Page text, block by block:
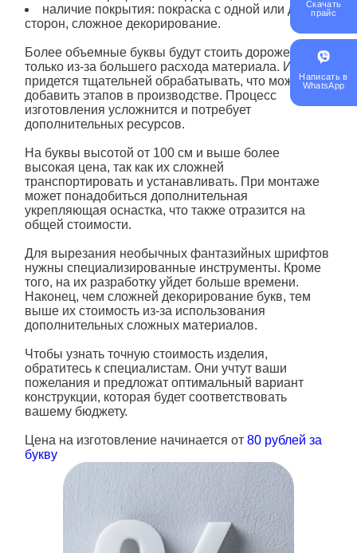
наличие покрытия: покраска с одной или двух
сторон, сложное декорирование.
Более объемные буквы будут стоить дороже не
только из-за большего расхода материала. Их
придется тщательней обрабатывать, что может
добавить этапов в производстве. Процесс
изготовления усложнится и потребует
дополнительных ресурсов.
На буквы высотой от 100 см и выше более
высокая цена, так как их сложней
транспортировать и устанавливать. При монтаже
может понадобиться дополнительная
укрепляющая оснастка, что также отразится на
общей стоимости.
Для вырезания необычных фантазийных шрифтов
нужны специализированные инструменты. Кроме
того, на их разработку уйдет больше времени.
Наконец, чем сложней декорирование букв, тем
выше их стоимость из-за использования
дополнительных сложных материалов.
Чтобы узнать точную стоимость изделия,
обратитесь к специалистам. Они учтут ваши
пожелания и предложат оптимальный вариант
конструкции, которая будет соответствовать
вашему бюджету.
Цена на изготовление начинается от 80 рублей за
букву
Скачать
прайс
Написать в
WhatsApp